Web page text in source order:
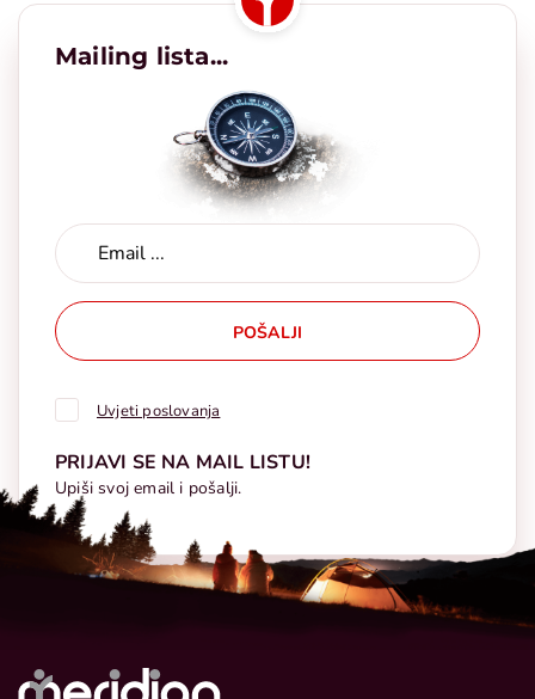
Mailing lista...
POŠALJI
Uvjeti poslovanja
PRIJAVI SE NA MAIL LISTU!
Upiši svoj email i pošalji.